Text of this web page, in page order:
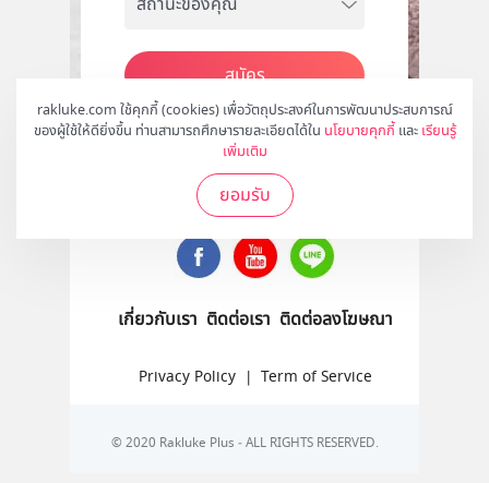
rakluke.com ใช้คุกกี้ (cookies) เพื่อวัตถุประสงค์ในการพัฒนาประสบการณ์
ของผู้ใช้ให้ดียิ่งขึ้น ท่านสามารถศึกษารายละเอียดได้ใน นโยบายคุกกี้ และ เรียนรู้
เพิ่มเติม
ยอมรับ
สมัคร
ติดตามเราได้ที่
เกี่ยวกับเรา ติดต่อเรา ติดต่อลงโฆษณา
Privacy Policy | Term of Service
© 2020 Rakluke Plus - ALL RIGHTS RESERVED.